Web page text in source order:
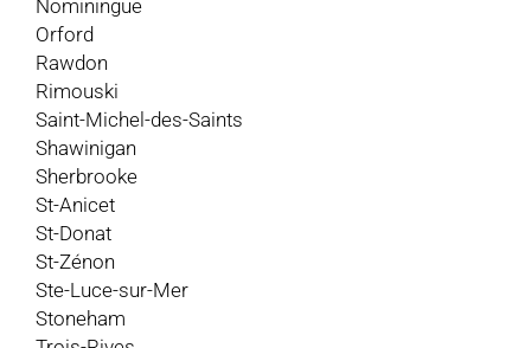
Nominingue
Orford
Rawdon
Rimouski
Saint-Michel-des-Saints
Shawinigan
Sherbrooke
St-Anicet
St-Donat
St-Zénon
Ste-Luce-sur-Mer
Stoneham